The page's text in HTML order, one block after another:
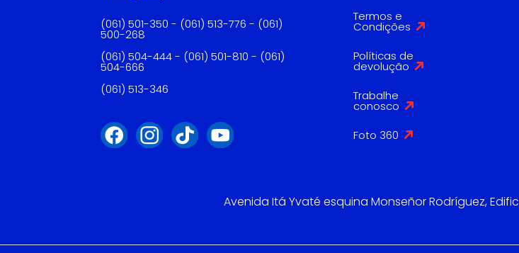
(061) 501-350 - (061) 513-776 - (061)
500-268
(061) 504-444 - (061) 501-810 - (061)
504-666
(061) 513-346
Termos e
Condições
Políticas de
devolução
Trabalhe
conosco
Foto 360
Avenida Itá Yvaté esquina Monseñor Rodríguez,